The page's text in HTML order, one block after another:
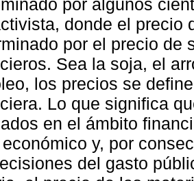
por algunos
donde el precio
por el precio de
Sea la soja, el
los precios se
Lo que significa
en el ámbito
y, por
del gasto